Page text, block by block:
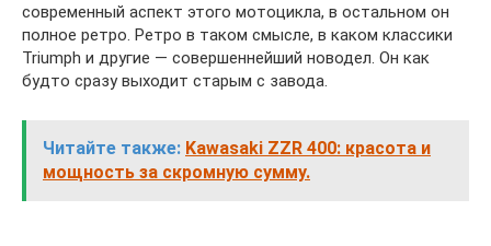
современный аспект этого мотоцикла, в остальном он
полное ретро. Ретро в таком смысле, в каком классики
Triumph и другие — совершеннейший новодел. Он как
будто сразу выходит старым с завода.
Читайте также: Kawasaki ZZR 400: красота и
мощность за скромную сумму.